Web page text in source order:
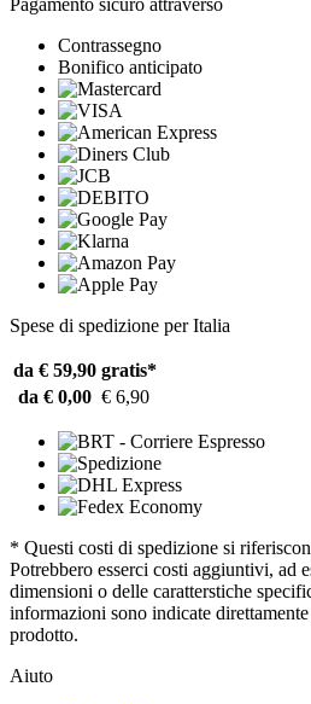
Pagamento sicuro attraverso
Contrassegno
Bonifico anticipato
Spese di spedizione per Italia
da € 59,90 gratis*
da € 0,00 € 6,90
* Questi costi di spedizione si
Potrebbero esserci costi aggiuntivi, ad
dimensioni o delle caratterstiche
informazioni sono indicate
prodotto.
Aiuto